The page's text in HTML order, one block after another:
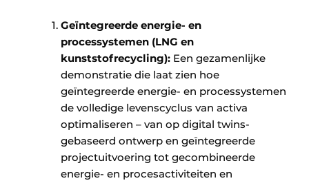
Geïntegreerde energie- en
processystemen (LNG en
kunststofrecycling): Een gezamenlijke
demonstratie die laat zien hoe
geïntegreerde energie- en processystemen
de volledige levenscyclus van activa
optimaliseren – van op digital twins-
gebaseerd ontwerp en geïntegreerde
projectuitvoering tot gecombineerde
energie- en procesactiviteiten en